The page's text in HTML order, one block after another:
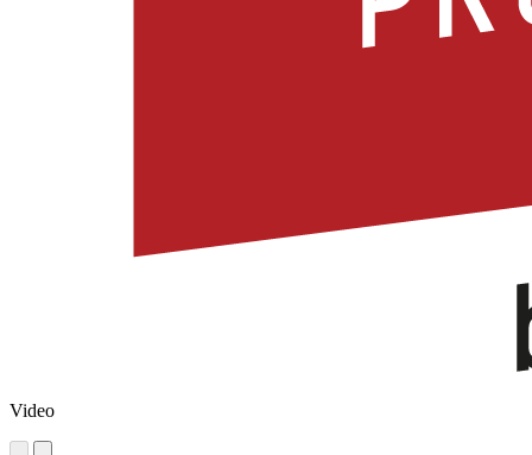
Video